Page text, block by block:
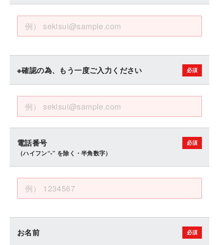
※確認の為、もう一度ご入力ください
電話番号
（ハイフン“-” を除く・半角数字）
お名前